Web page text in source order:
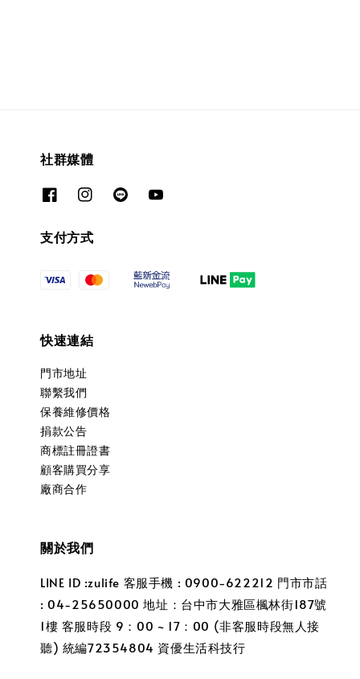
社群媒體
支付方式
快速連結
門市地址
聯繫我們
保養維修價格
捐款公告
商標註冊證書
顧客購買分享
廠商合作
關於我們
LINE ID :zulife 客服手機 : 0900-622212 門市市話
: 04-25650000 地址：台中市大雅區楓林街187號
1樓 客服時段 9：00 ~ 17：00 (非客服時段無人接
聽) 統編72354804 資優生活科技行